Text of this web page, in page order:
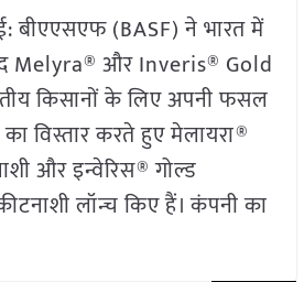
बीएएसएफ (BASF) ने भारत में
Melyra® और Inveris® Gold
किसानों के लिए अपनी फसल
का विस्तार करते हुए मेलायरा®
और इन्वेरिस® गोल्ड
लॉन्च किए हैं। कंपनी का